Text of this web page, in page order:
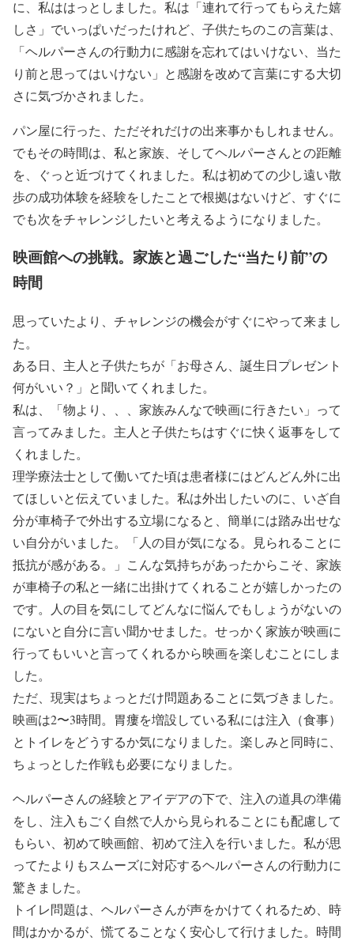
に、私ははっとしました。私は「連れて行ってもらえた嬉
しさ」でいっぱいだったけれど、子供たちのこの言葉は、
「ヘルパーさんの行動力に感謝を忘れてはいけない、当た
り前と思ってはいけない」と感謝を改めて言葉にする大切
さに気づかされました。
パン屋に行った、ただそれだけの出来事かもしれません。
でもその時間は、私と家族、そしてヘルパーさんとの距離
を、ぐっと近づけてくれました。私は初めての少し遠い散
歩の成功体験を経験をしたことで根拠はないけど、すぐに
でも次をチャレンジしたいと考えるようになりました。
映画館への挑戦。家族と過ごした“当たり前”の
時間
思っていたより、チャレンジの機会がすぐにやって来まし
た。
ある日、主人と子供たちが「お母さん、誕生日プレゼント
何がいい？」と聞いてくれました。
私は、「物より、、、家族みんなで映画に行きたい」って
言ってみました。主人と子供たちはすぐに快く返事をして
くれました。
理学療法士として働いてた頃は患者様にはどんどん外に出
てほしいと伝えていました。私は外出したいのに、いざ自
分が車椅子で外出する立場になると、簡単には踏み出せな
い自分がいました。「人の目が気になる。見られることに
抵抗が感がある。」こんな気持ちがあったからこそ、家族
が車椅子の私と一緒に出掛けてくれることが嬉しかったの
です。人の目を気にしてどんなに悩んでもしょうがないの
にないと自分に言い聞かせました。せっかく家族が映画に
行ってもいいと言ってくれるから映画を楽しむことにしま
した。
ただ、現実はちょっとだけ問題あることに気づきました。
映画は2〜3時間。胃瘻を増設している私には注入（食事）
とトイレをどうするか気になりました。楽しみと同時に、
ちょっとした作戦も必要になりました。
ヘルパーさんの経験とアイデアの下で、注入の道具の準備
をし、注入もごく自然で人から見られることにも配慮して
もらい、初めて映画館、初めて注入を行いました。私が思
ってたよりもスムーズに対応するヘルパーさんの行動力に
驚きました。
トイレ問題は、ヘルパーさんが声をかけてくれるため、時
間はかかるが、慌てることなく安心して行けました。時間